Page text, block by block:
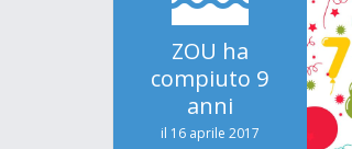
ZOU ha
compiuto 9
anni
il 16 aprile 2017